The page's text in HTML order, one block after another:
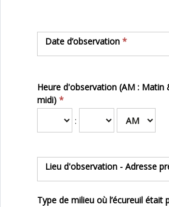
Date d’observation *
Heure d'observation (AM : Matin
midi) *
:
Lieu d'observation - Adresse
Type de milieu où l’écureuil était